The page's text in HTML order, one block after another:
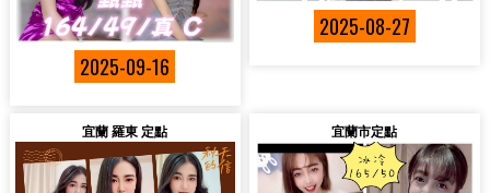
2025-09-16
2025-08-27
宜蘭 羅東 定點 宜蘭市定點